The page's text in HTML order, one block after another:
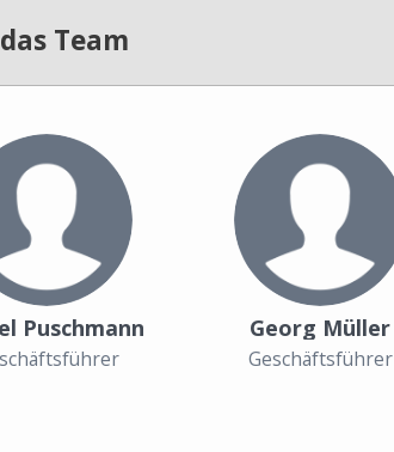
Team
Puschmann Georg Müller
Geschäftsführer